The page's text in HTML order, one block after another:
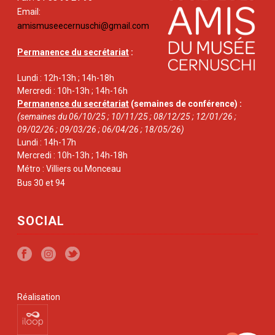
Email:
amismuseecernuschi@gmail.com
Permanence du secrétariat :
Lundi : 12h-13h ; 14h-18h
Mercredi : 10h-13h ; 14h-16h
Permanence du secrétariat (semaines de conférence) :
(semaines du 06/10/25 ; 10/11/25 ; 08/12/25 ; 12/01/26 ;
09/02/26 ; 09/03/26 ; 06/04/26 ; 18/05/26)
Lundi : 14h-17h
Mercredi : 10h-13h ; 14h-18h
Métro : Villiers ou Monceau
Bus 30 et 94
SOCIAL
Réalisation